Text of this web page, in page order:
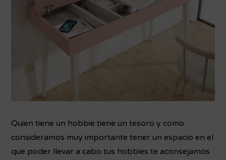
Quien tiene un hobbie tiene un tesoro y como
consideramos muy importante tener un espacio en el
que poder llevar a cabo tus hobbies te aconsejamos